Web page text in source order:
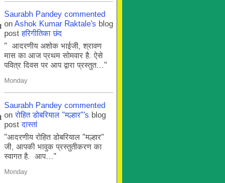
Saurabh Pandey commented
on Ashok Kumar Raktale's blog
postहरिगीतिका छंद
" आदरणीय अशोक भाईजी, श्रावण
मास का आज प्रथम सोमवार है. ऐसे
पवित्र दिवस पर आप द्वारा प्रस्तुत…"
Monday
Saurabh Pandey commented
onरोहित डोबरियाल "मल्हार"'s blog
postदास्तां
"आदरणीय रोहित डोबरियाल "मल्हार"
जी, आपकी भावुक प्रस्तुतीकरण का
स्वागत है. आप…"
Monday